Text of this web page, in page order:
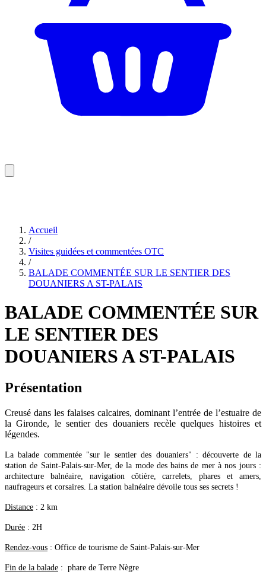
Accueil
/
Visites guidées et commentées OTC
/
BALADE COMMENTÉE SUR LE SENTIER DES
DOUANIERS A ST-PALAIS
BALADE COMMENTÉE SUR
LE SENTIER DES
DOUANIERS A ST-PALAIS
Présentation
Creusé dans les falaises calcaires, dominant l’entrée de l’estuaire de
la Gironde, le sentier des douaniers recèle quelques histoires et
légendes.
La balade commentée "sur le sentier des douaniers" : découverte de la
station de Saint-Palais-sur-Mer, de la mode des bains de mer à nos jours :
architecture balnéaire, navigation côtière, carrelets, phares et amers,
naufrageurs et corsaires. La station balnéaire dévoile tous ses secrets !
Distance : 2 km
Durée : 2H
Rendez-vous : Office de tourisme de Saint-Palais-sur-Mer
Fin de la balade : phare de Terre Nègre